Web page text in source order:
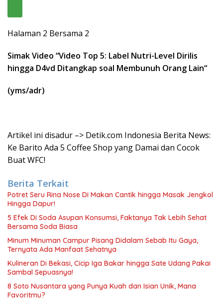
Halaman 2 Bersama 2
Simak Video “Video Top 5: Label Nutri-Level Dirilis
hingga D4vd Ditangkap soal Membunuh Orang Lain“
(yms/adr)
Artikel ini disadur –> Detik.com Indonesia Berita News:
Ke Barito Ada 5 Coffee Shop yang Damai dan Cocok
Buat WFC!
Berita Terkait
Potret Seru Rina Nose Di Makan Cantik hingga Masak Jengkol
Hingga Dapur!
5 Efek Di Soda Asupan Konsumsi, Faktanya Tak Lebih Sehat
Bersama Soda Biasa
Minum Minuman Campur Pisang Didalam Sebab Itu Gaya,
Ternyata Ada Manfaat Sehatnya
Kulineran Di Bekasi, Cicip Iga Bakar hingga Sate Udang Pakai
Sambal Sepuasnya!
8 Soto Nusantara yang Punya Kuah dan Isian Unik, Mana
Favoritmu?